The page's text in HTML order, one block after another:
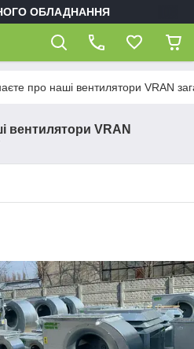
ОБЛАДНАННЯ
про наші вентилятори VRAN
вентилятори VRAN